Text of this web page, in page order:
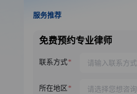
服务推荐
免费预约专业律师
联系方式
所在地区